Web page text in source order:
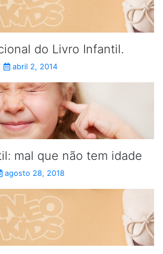
do Livro Infantil.
abril 2, 2014
mal que não tem idade
agosto 28, 2018